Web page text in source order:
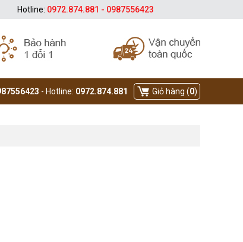
Giỏ hàng (0)
- Hotline: 0972.874.881
Hotline: 0972.874.881 - 0987556423